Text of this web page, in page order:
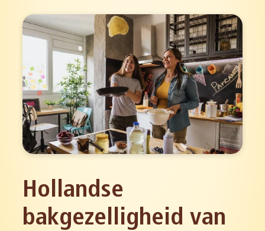
Hollandse
bakgezelligheid van